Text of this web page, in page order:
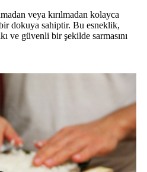
veya kırılmadan kolayca
bir dokuya sahiptir. Bu esneklik,
ve güvenli bir şekilde sarmasını